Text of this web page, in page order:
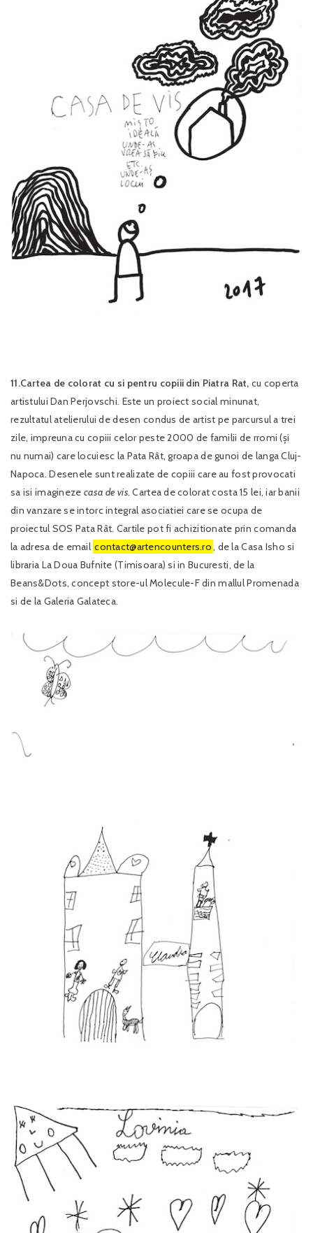
11.Cartea de colorat cu si pentru copiii din Piatra Rat, cu coperta
artistului Dan Perjovschi. Este un proiect social minunat,
rezultatul atelierului de desen condus de artist pe parcursul a trei
zile, impreuna cu copiii celor peste 2000 de familii de rromi (și
nu numai) care locuiesc la Pata Rât, groapa de gunoi de langa Cluj-
Napoca. Desenele sunt realizate de copiii care au fost provocati
sa isi imagineze casa de vis. Cartea de colorat costa 15 lei, iar banii
din vanzare se intorc integral asociatiei care se ocupa de
proiectul SOS Pata Rât. Cartile pot fi achizitionate prin comanda
la adresa de email contact@artencounters.ro, de la Casa Isho si
libraria La Doua Bufnite (Timisoara) si in Bucuresti, de la
Beans&Dots, concept store-ul Molecule-F din mallul Promenada
si de la Galeria Galateca.